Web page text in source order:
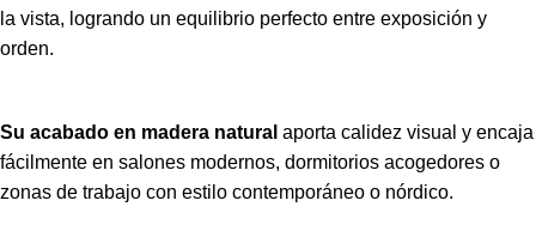
la vista, logrando un equilibrio perfecto entre exposición y
orden.
Su acabado en madera natural aporta calidez visual y encaja
fácilmente en salones modernos, dormitorios acogedores o
zonas de trabajo con estilo contemporáneo o nórdico.